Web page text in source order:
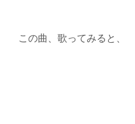
この曲、歌ってみると、